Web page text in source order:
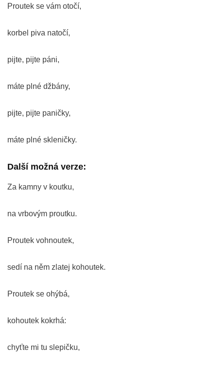
Proutek se vám otočí,
korbel piva natočí,
pijte, pijte páni,
máte plné džbány,
pijte, pijte paničky,
máte plné skleničky.
Další možná verze:
Za kamny v koutku,
na vrbovým proutku.
Proutek vohnoutek,
sedí na něm zlatej kohoutek.
Proutek se ohýbá,
kohoutek kokrhá:
chyťte mi tu slepičku,